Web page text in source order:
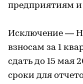
предприятиям
Исключение —
взносам за 1
сдать до 15 мая
сроки для